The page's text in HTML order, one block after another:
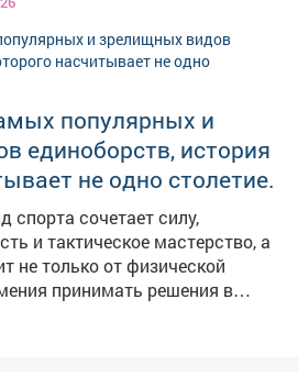
в лиге осталось 30
лица в срочном порядке
перекраивают календарь. #новости10канала
популярных и
единоборств, история
не одно столетие.
спорта сочетает силу,
и тактическое мастерство, а
не только от физической
принимать решения в
продолжает активно